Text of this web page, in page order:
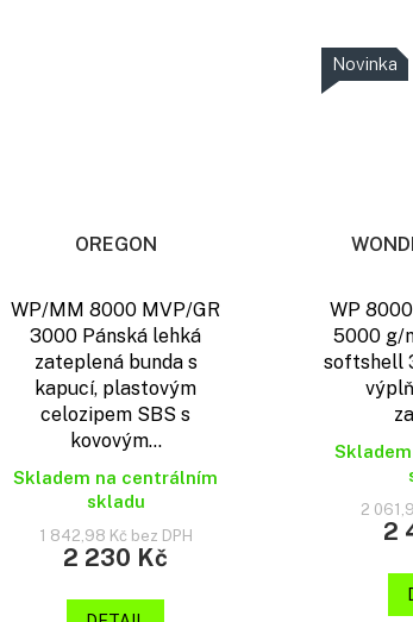
OREGON
WP/MM 8000 MVP/GR
3000 Pánská lehká
zateplená bunda s
kapucí, plastovým
celozipem SBS s
kovovým...
Skladem na centrálním
skladu
1 842,98 Kč bez DPH
2 230 Kč
Novinka
WP
5000 g/
softshell
2
2